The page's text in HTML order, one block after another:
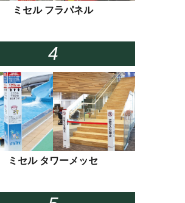
ミセル フラパネル
ミセル タワーメッセ